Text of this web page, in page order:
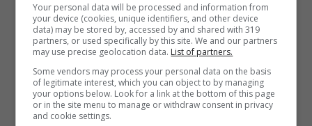
tu hai voluto farla a tutti i costi, sentivo che
a lungo andare il tuo carattere sia andato
in contrasto col mio, per questo ti ho
nominata. Loro hanno iniziato a parlare
della tua vita privata, della voglia di
Your personal data will be processed and information from
your device (cookies, unique identifiers, and other device
data) may be stored by, accessed by and shared with 319
partners, or used specifically by this site. We and our partners
may use precise geolocation data. List of partners.
Some vendors may process your personal data on the basis
of legitimate interest, which you can object to by managing
your options below. Look for a link at the bottom of this page
or in the site menu to manage or withdraw consent in privacy
and cookie settings.